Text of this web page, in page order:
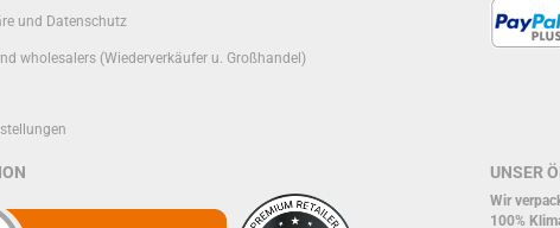
und Datenschutz
wholesalers (Wiederverkäufer u. Großhandel)
UNSER
Wir
100%